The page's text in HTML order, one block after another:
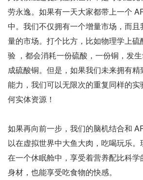
劳永逸。如果有一天大家都带上一个
中。我们不仅拥有一个增量市场，而
量的市场。打个比方，比如物理学上
验 ，都会消耗一份硫酸，一份铜，发
成硫酸铜。但是，如果我们未来拥有
能力，我们可以无限次的重复同样的
何实体资源！
如果再向前一步，我们的脑机结合和
以在虚拟世界中大鱼大肉，吃喝玩乐
在一个休眠舱中，享受着营养配比科
身材，也能享受吃食物的快感。